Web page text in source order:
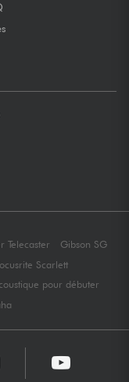
Telecaster
Gibson SG
Scarlett
pour débuter